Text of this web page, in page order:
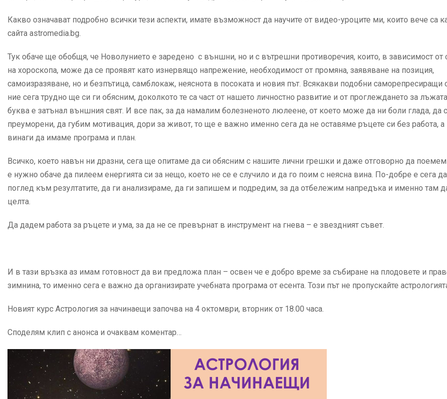
Какво означават подробно всички тези аспекти, имате възможност да научите от видео-уроците ми, които вече са
сайта astromedia.bg.
Тук обаче ще обобщя, че Новолунието е заредено с външни, но и с вътрешни противоречия, които, в зависимост от
на хороскопа, може да се проявят като изнервящо напрежение, необходимост от промяна, заявяване на позиция,
самоизразяване, но и безпътица, самблокаж, неяснота в посоката и новия път. Всякакви подобни саморепресиращи
ние сега трудно ще си ги обясним, доколкото те са част от нашето личностно развитие и от проглеждането за
буква е затънал външния свят. И все пак, за да намалим болезненото люлеене, от което може да ни боли глада, да
преуморени, да губим мотивация, дори за живот, то ще е важно именно сега да не оставяме ръцете си без работа, а
винаги да имаме програма и план.
Всичко, което навън ни дразни, сега ще опитаме да си обясним с нашите лични грешки и даже отговорно да
е нужно обаче да пилеем енергията си за нещо, което не се е случило и да го поим с неясна вина. По-добре е сега
поглед към резултатите, да ги анализираме, да ги запишем и подредим, за да отбележим напредъка и именно там
целта.
Да дадем работа за ръцете и ума, за да не се превърнат в инструмент на гнева – е звездният съвет.
И в тази връзка аз имам готовност да ви предложа план – освен че е добро време за събиране на плодовете и
зимнина, то именно сега е важно да организирате учебната програма от есента. Този път не пропускайте
Новият курс Астрология за начинаещи започва на 4 октомври, вторник от 18.00 часа.
Споделям клип с анонса и очаквам коментар…